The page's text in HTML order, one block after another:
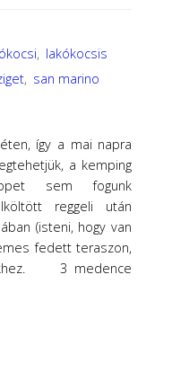
, lakókocsis
, san marino
így a mai napra
a kemping
sem fogunk
reggeli után
(isteni, hogy van
fedett teraszon,
3 medence